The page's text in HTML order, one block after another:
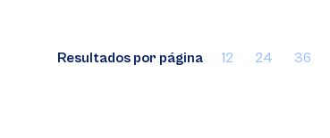
Resultados por página 12 24 36